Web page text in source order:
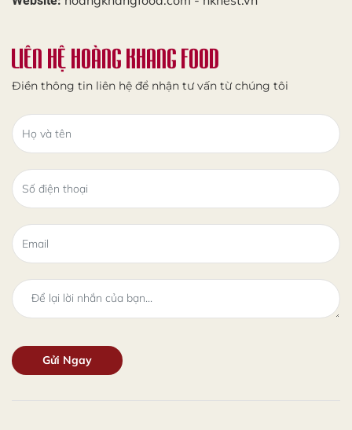
LIÊN HỆ HOÀNG KHANG FOOD
Điền thông tin liên hệ để nhận tư vấn từ chúng tôi